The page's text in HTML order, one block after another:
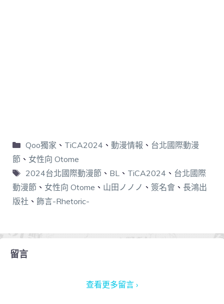
Qoo獨家 、 TiCA2024 、 動漫情報 、 台北國際動漫
節 、 女性向 Otome
2024台北國際動漫節、 BL、 TiCA2024 、 台北國際
動漫節 、 女性向 Otome 、 山田ノノノ 、 簽名會 、 長鴻出
版社 、 飾言-Rhetoric-
留言
查看更多留言 ›